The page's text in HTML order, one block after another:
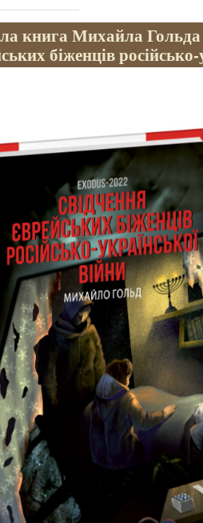
книга Михайла Гольда
біженців